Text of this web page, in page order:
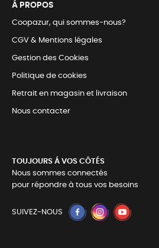
Á PROPOS
Coopazur, qui sommes-nous?
CGV & Mentions légales
Gestion des Cookies
Politique de cookies
Retrait en magasin et livraison
Nous contacter
TOUJOURS Á VOS CÔTÉS
Nous sommes connectés
pour répondre à tous vos besoins
SUIVEZ-NOUS